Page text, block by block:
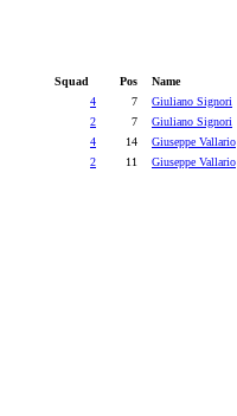
Squad Pos Name
4
7 Giuliano Signori
2
7 Giuliano Signori
4
14 Giuseppe Vallario
2
11 Giuseppe Vallario